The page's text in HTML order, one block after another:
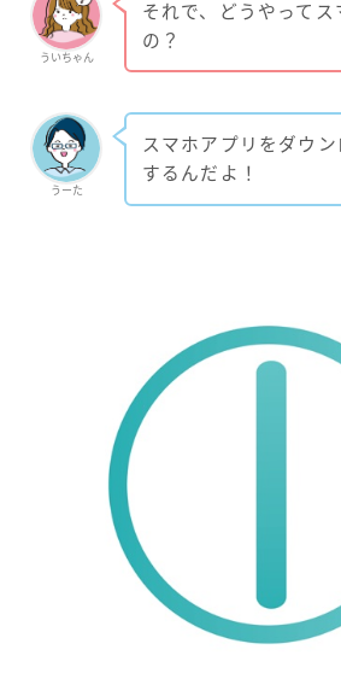
ういちゃん
それで、どうやってス
の？
うーた
スマホアプリをダウ
するんだよ！